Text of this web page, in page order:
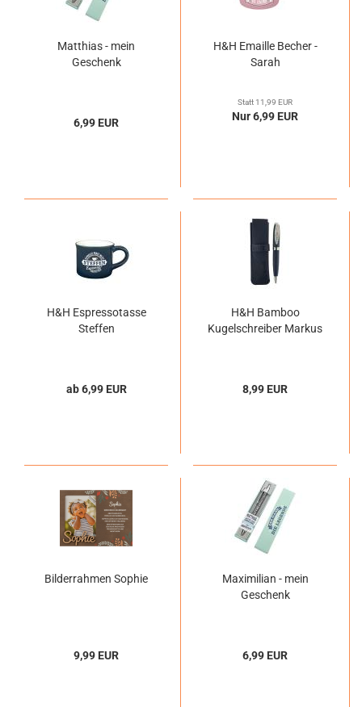
Matthias - mein
Geschenk
6,99 EUR
H&H Emaille Becher -
Sarah
Statt 11,99 EUR
Nur 6,99 EUR
H&H Espressotasse
Steffen
ab 6,99 EUR
H&H Bamboo
Kugelschreiber Markus
8,99 EUR
Bilderrahmen Sophie
9,99 EUR
Maximilian - mein
Geschenk
6,99 EUR